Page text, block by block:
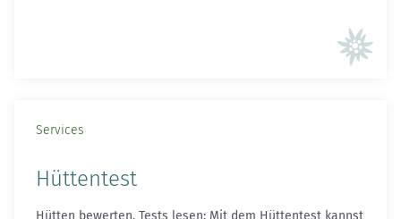
Services
Hüttentest